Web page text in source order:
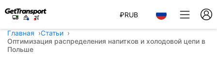
₽RUB
Главная
Статьи
Оптимизация распределения напитков и холодовой цепи в
Польше